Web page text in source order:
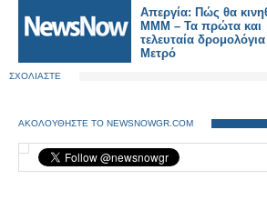
Απεργία: Πώς θα
ΜΜΜ – Τα πρώτα και
τελευταία
Μετρό
ΣΧΟΛΙΑΣΤΕ
ΑΚΟΛΟΥΘΗΣΤΕ ΤΟ NEWSNOWGR.COM